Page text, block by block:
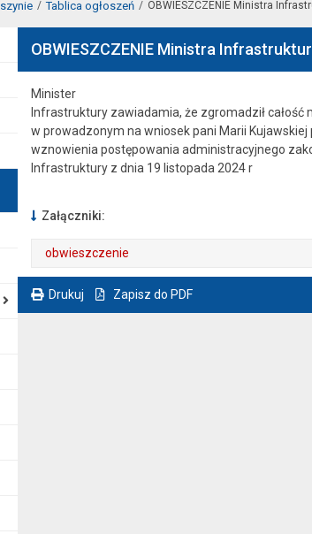
Tablica ogłoszeń OBWIESZCZENIE Ministra
OBWIESZCZENIE Ministra
Minister
Infrastruktury zawiadamia, że zgromadził całość
w prowadzonym na wniosek pani Marii
wznowienia postępowania administracyjnego
Infrastruktury z dnia 19 listopada 2024 r
Załączniki:
obwieszczenie
Drukuj Zapisz do PDF